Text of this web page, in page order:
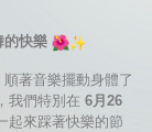
的快樂
順著音樂擺動身體了
我們特別在 6月26
起來踩著快樂的節